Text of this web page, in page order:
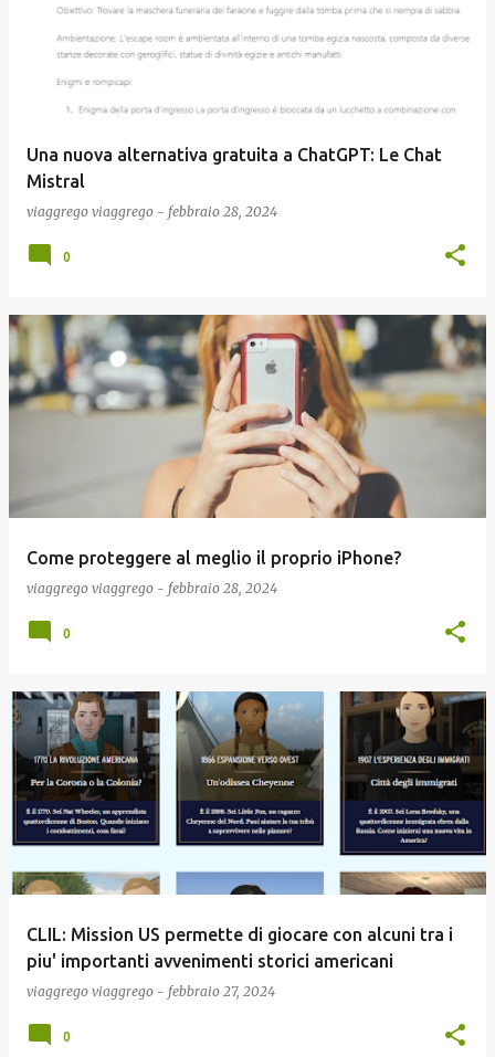
Una nuova alternativa gratuita a ChatGPT: Le Chat
Mistral
viaggrego viaggrego - febbraio 28, 2024
0
Come proteggere al meglio il proprio iPhone?
viaggrego viaggrego - febbraio 28, 2024
0
CLIL: Mission US permette di giocare con alcuni tra i
piu' importanti avvenimenti storici americani
viaggrego viaggrego - febbraio 27, 2024
0